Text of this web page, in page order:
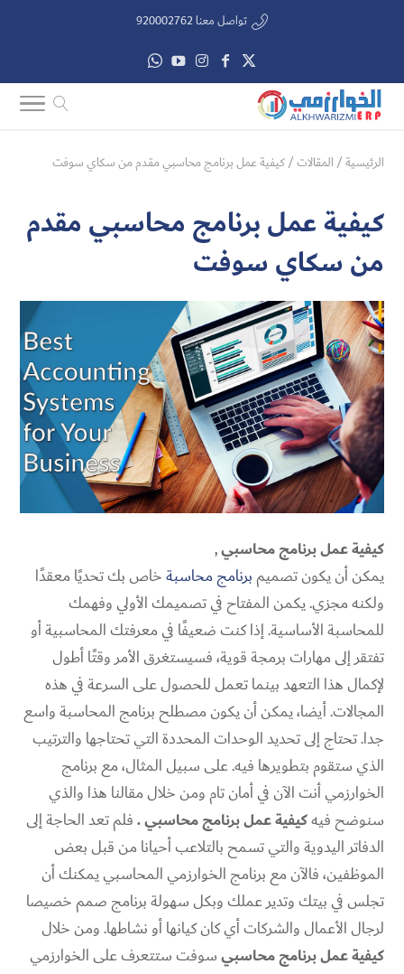
تواصل معنا 920002762
الرئيسية/ المقالات/كيفية عمل برنامج محاسبي مقدم من سكاي سوفت
كيفية عمل برنامج محاسبي مقدم
من سكاي سوفت
كيفية عمل برنامج محاسبي,
يمكن أن يكون تصميمبرنامج محاسبةخاص بك تحديًا معقدًا
ولكنه مجزي. يكمن المفتاح في تصميمك الأولي وفهمك
للمحاسبة الأساسية. إذا كنت ضعيفًا في معرفتك المحاسبية أو
تفتقر إلى مهارات برمجة قوية، فسيستغرق الأمر وقتًا أطول
لإكمال هذا التعهد بينما تعمل للحصول على السرعة في هذه
المجالات. أيضا، يمكن أن يكون مصطلح برنامج المحاسبة واسع
جدا. تحتاج إلى تحديد الوحدات المحددة التي تحتاجها والترتيب
الذي ستقوم بتطويرها فيه. على سبيل المثال، مع برنامج
الخوارزمي أنت الآن في أمان تام ومن خلال مقالنا هذا والذي
سنوضح فيهكيفية عمل برنامج محاسبي .فلم تعد الحاجة إلى
الدفاتر اليدوية والتي تسمح بالتلاعب أحيانا من قبل بعض
الموظفين، فالآن مع برنامج الخوارزمي المحاسبي يمكنك أن
تجلس في بيتك وتدير عملك وبكل سهولة برنامج صمم خصيصا
لرجال الأعمال والشركات أي كان كيانها أو نشاطها. ومن خلال
كيفية عمل برنامج محاسبيسوفت ستتعرف على الخوارزمي